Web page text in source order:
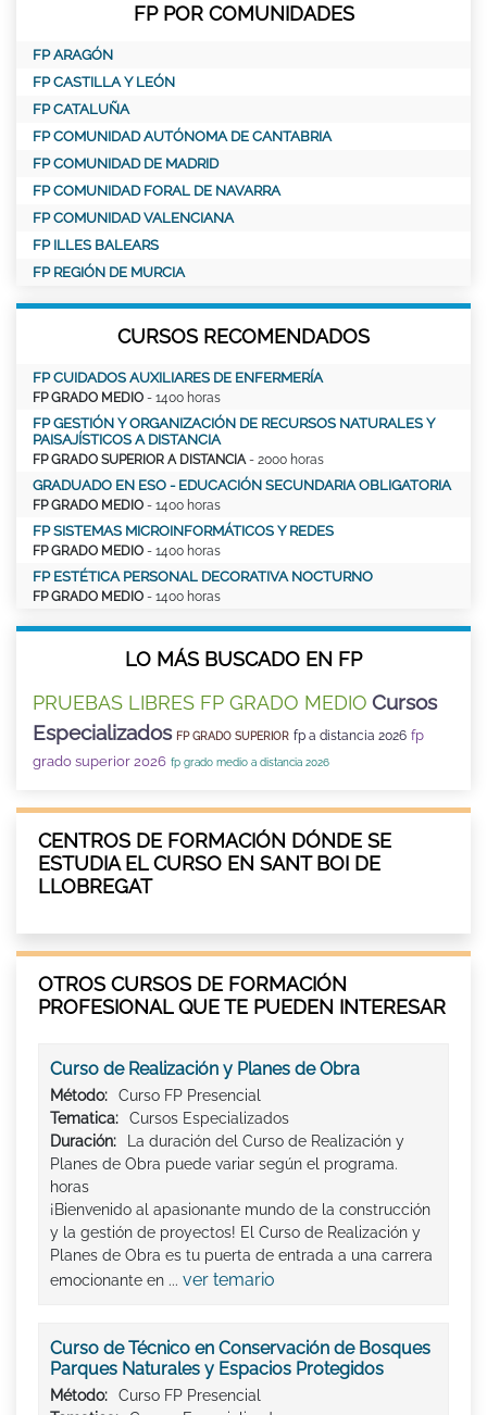
FP POR COMUNIDADES
FP ARAGÓN
FP CASTILLA Y LEÓN
FP CATALUÑA
FP COMUNIDAD AUTÓNOMA DE CANTABRIA
FP COMUNIDAD DE MADRID
FP COMUNIDAD FORAL DE NAVARRA
FP COMUNIDAD VALENCIANA
FP ILLES BALEARS
FP REGIÓN DE MURCIA
CURSOS RECOMENDADOS
FP CUIDADOS AUXILIARES DE ENFERMERÍA
FP GRADO MEDIO - 1400 horas
FP GESTIÓN Y ORGANIZACIÓN DE RECURSOS NATURALES Y
PAISAJÍSTICOS A DISTANCIA
FP GRADO SUPERIOR A DISTANCIA - 2000 horas
GRADUADO EN ESO - EDUCACIÓN SECUNDARIA OBLIGATORIA
FP GRADO MEDIO - 1400 horas
FP SISTEMAS MICROINFORMÁTICOS Y REDES
FP GRADO MEDIO - 1400 horas
FP ESTÉTICA PERSONAL DECORATIVA NOCTURNO
FP GRADO MEDIO - 1400 horas
LO MÁS BUSCADO EN FP
PRUEBAS LIBRES FP GRADO MEDIO Cursos
Especializados FP GRADO SUPERIOR fp a distancia 2026 fp
grado superior 2026 fp grado medio a distancia 2026
CENTROS DE FORMACIÓN DÓNDE SE
ESTUDIA EL CURSO EN SANT BOI DE
LLOBREGAT
OTROS CURSOS DE FORMACIÓN
PROFESIONAL QUE TE PUEDEN INTERESAR
Curso de Realización y Planes de Obra
Método:
Curso FP Presencial
Tematica:
Cursos Especializados
Duración:
La duración del Curso de Realización y
Planes de Obra puede variar según el programa.
horas
¡Bienvenido al apasionante mundo de la construcción
y la gestión de proyectos! El Curso de Realización y
Planes de Obra es tu puerta de entrada a una carrera
emocionante en ... ver temario
Curso de Técnico en Conservación de Bosques
Parques Naturales y Espacios Protegidos
Método:
Curso FP Presencial